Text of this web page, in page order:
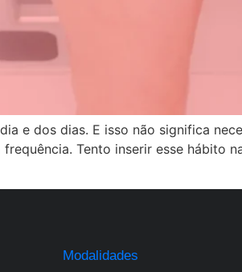
e dos dias. E isso não significa
Tento inserir esse hábito
Modalidades